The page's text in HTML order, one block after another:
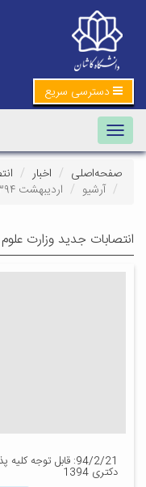
دسترسی سریع
Toggle navigation
صفحه‌اصلی اخبار
آرشیو
اردیبهشت ۱۳۹۴
انتصابات جدید وزارت
94/2/21: قابل توجه
دکتری 1394